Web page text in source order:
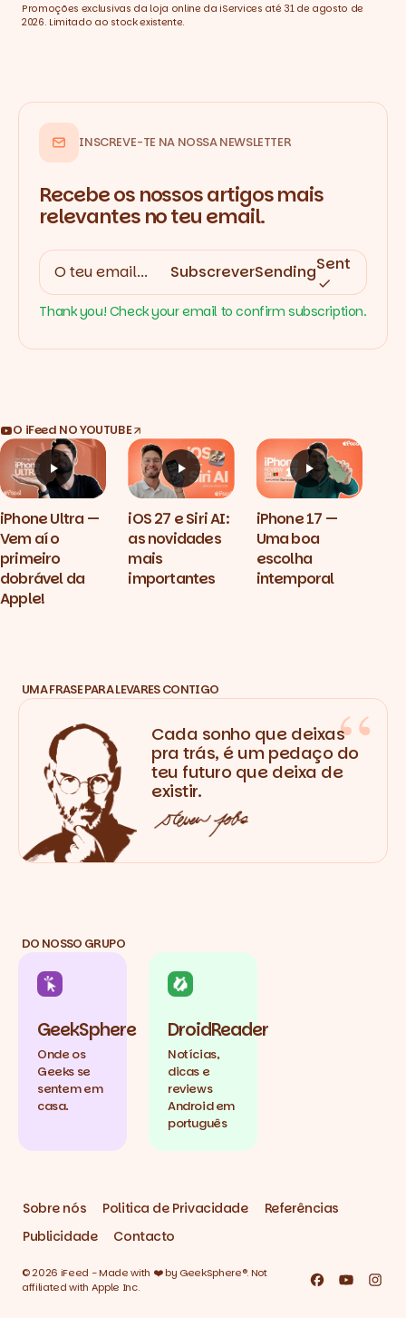
Promoções exclusivas da loja online da iServices até 31 de agosto de
2026. Limitado ao stock existente.
INSCREVE-TE NA NOSSA NEWSLETTER
Recebe os nossos artigos mais
relevantes no teu email.
SubscreverSendingSent
Thank you! Check your email to confirm subscription.
O iFeed NO YOUTUBE
iPhone Ultra —
Vem aí o
primeiro
dobrável da
Apple!
iOS 27 e Siri AI:
as novidades
mais
importantes
iPhone 17 —
Uma boa
escolha
intemporal
UMA FRASE PARA LEVARES CONTIGO
Cada sonho que deixas
pra trás, é um pedaço do
teu futuro que deixa de
existir.
Steve Jobs
DO NOSSO GRUPO
GeekSphere
Onde os
Geeks se
sentem em
casa.
DroidReader
Notícias,
dicas e
reviews
Android em
português
Sobre nós Politica de Privacidade
Referências
Publicidade
Contacto
© 2026 iFeed - Made with ❤️ by GeekSphere®. Not
affiliated with Apple Inc.
Facebook
YouTube